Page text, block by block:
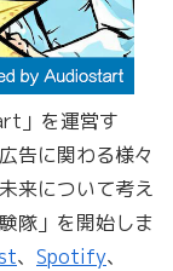
」を運営す
告に関わる様々
来について考え
隊」を開始しま
、 Spotify、